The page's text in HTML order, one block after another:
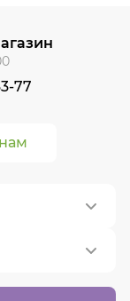
77